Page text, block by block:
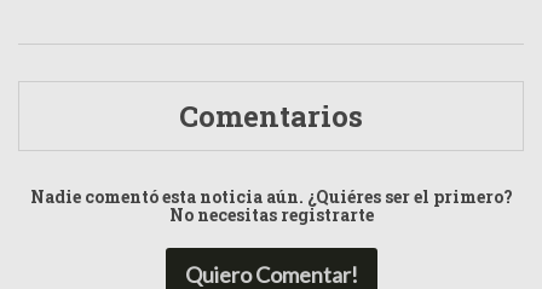
Comentarios
Nadie comentó esta noticia aún. ¿Quiéres ser el primero?
No necesitas registrarte
Quiero Comentar!